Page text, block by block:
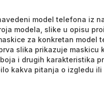
model telefona iz
modela, slike u opisu
za konkretan model
slika prikazuje
i drugih karakteristika
kakva pitanja o izgledu